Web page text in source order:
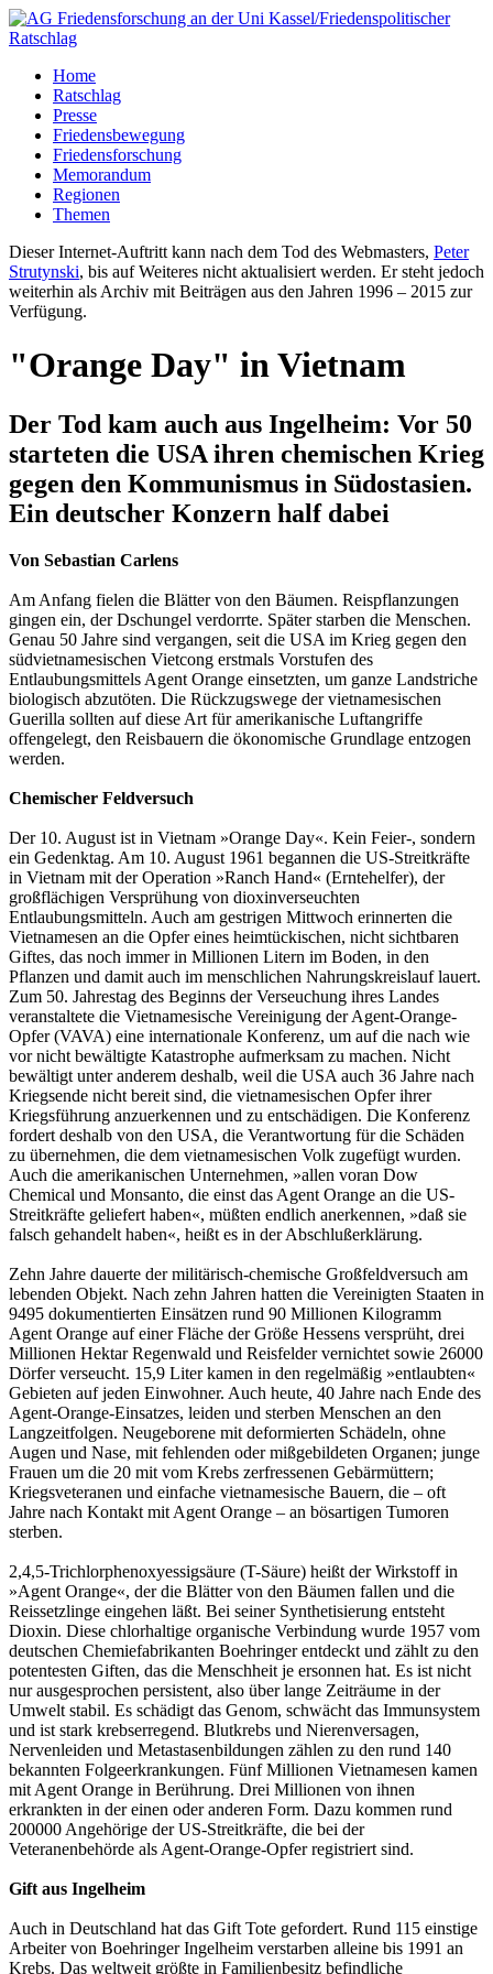
Home
Ratschlag
Presse
Friedensbewegung
Friedensforschung
Memorandum
Regionen
Themen
Dieser Internet-Auftritt kann nach dem Tod des Webmasters, Peter
Strutynski, bis auf Weiteres nicht aktualisiert werden. Er steht jedoch
weiterhin als Archiv mit Beiträgen aus den Jahren 1996 – 2015 zur
Verfügung.
"Orange Day" in Vietnam
Der Tod kam auch aus Ingelheim: Vor 50
starteten die USA ihren chemischen Krieg
gegen den Kommunismus in Südostasien.
Ein deutscher Konzern half dabei
Von Sebastian Carlens
Am Anfang fielen die Blätter von den Bäumen. Reispflanzungen
gingen ein, der Dschungel verdorrte. Später starben die Menschen.
Genau 50 Jahre sind vergangen, seit die USA im Krieg gegen den
südvietnamesischen Vietcong erstmals Vorstufen des
Entlaubungsmittels Agent Orange einsetzten, um ganze Landstriche
biologisch abzutöten. Die Rückzugswege der vietnamesischen
Guerilla sollten auf diese Art für amerikanische Luftangriffe
offengelegt, den Reisbauern die ökonomische Grundlage entzogen
werden.
Chemischer Feldversuch
Der 10. August ist in Vietnam »­Orange Day«. Kein Feier-, sondern
ein Gedenktag. Am 10. August 1961 begannen die US-Streitkräfte
in Vietnam mit der Operation »Ranch Hand« (Erntehelfer), der
großflächigen Versprühung von dioxinverseuchten
Entlaubungsmitteln. Auch am gestrigen Mittwoch erinnerten die
Vietnamesen an die Opfer eines heimtückischen, nicht sichtbaren
Giftes, das noch immer in Millionen Litern im Boden, in den
Pflanzen und damit auch im menschlichen Nahrungskreislauf lauert.
Zum 50. Jahrestag des Beginns der Verseuchung ihres Landes
veranstaltete die Vietnamesische Vereinigung der Agent-Orange-
Opfer (VAVA) eine internationale Konferenz, um auf die nach wie
vor nicht bewältigte Katastrophe aufmerksam zu machen. Nicht
bewältigt unter anderem deshalb, weil die USA auch 36 Jahre nach
Kriegsende nicht bereit sind, die vietnamesischen Opfer ihrer
Kriegsführung anzuerkennen und zu entschädigen. Die Konferenz
fordert deshalb von den USA, die Verantwortung für die Schäden
zu übernehmen, die dem vietnamesischen Volk zugefügt wurden.
Auch die amerikanischen Unternehmen, »allen voran Dow
Chemical und Monsanto, die einst das Agent Orange an die US-
Streitkräfte geliefert haben«, müßten endlich anerkennen, »daß sie
falsch gehandelt haben«, heißt es in der Abschlußerklärung.
Zehn Jahre dauerte der militärisch-chemische Großfeldversuch am
lebenden Objekt. Nach zehn Jahren hatten die Vereinigten Staaten in
9495 dokumentierten Einsätzen rund 90 Millionen Kilogramm
Agent Orange auf einer Fläche der Größe Hessens versprüht, drei
Millionen Hektar Regenwald und Reisfelder vernichtet sowie 26000
Dörfer verseucht. 15,9 Liter kamen in den regelmäßig »entlaubten«
Gebieten auf jeden Einwohner. Auch heute, 40 Jahre nach Ende des
Agent-Orange-Einsatzes, leiden und sterben Menschen an den
Langzeitfolgen. Neugeborene mit deformierten Schädeln, ohne
Augen und Nase, mit fehlenden oder mißgebildeten Organen; junge
Frauen um die 20 mit vom Krebs zerfressenen Gebärmüttern;
Kriegsveteranen und einfache vietnamesische Bauern, die – oft
Jahre nach Kontakt mit Agent Orange – an bösartigen Tumoren
sterben.
2,4,5-Trichlorphenoxyessigsäure (T-Säure) heißt der Wirkstoff in
»Agent Orange«, der die Blätter von den Bäumen fallen und die
Reissetzlinge eingehen läßt. Bei seiner Synthetisierung entsteht
Dioxin. Diese chlorhaltige organische Verbindung wurde 1957 vom
deutschen Chemiefabrikanten Boehringer entdeckt und zählt zu den
potentesten Giften, das die Menschheit je ersonnen hat. Es ist nicht
nur ausgesprochen persistent, also über lange Zeiträume in der
Umwelt stabil. Es schädigt das Genom, schwächt das Immunsystem
und ist stark krebserregend. Blutkrebs und Nierenversagen,
Nervenleiden und Metastasenbildungen zählen zu den rund 140
bekannten Folgeerkrankungen. Fünf Millionen Vietnamesen kamen
mit Agent Orange in Berührung. Drei Millionen von ihnen
erkrankten in der einen oder anderen Form. Dazu kommen rund
200000 Angehörige der US-Streitkräfte, die bei der
Veteranenbehörde als Agent-Orange-Opfer registriert sind.
Gift aus Ingelheim
Auch in Deutschland hat das Gift Tote gefordert. Rund 115 einstige
Arbeiter von Boehringer Ingelheim verstarben alleine bis 1991 an
Krebs. Das weltweit größte in Familienbesitz befindliche